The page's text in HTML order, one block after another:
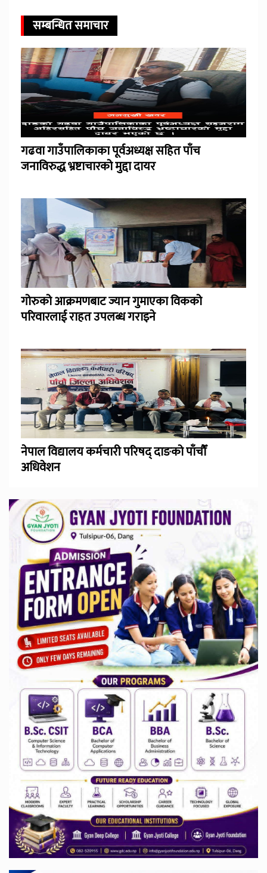
सम्बन्धित समाचार
गढवा गाउँपालिकाका पूर्वअध्यक्ष सहित पाँच
जनाविरुद्ध भ्रष्टाचारको मुद्दा दायर
गोरुको आक्रमणबाट ज्यान गुमाएका विकको
परिवारलाई राहत उपलब्ध गराइने
नेपाल विद्यालय कर्मचारी परिषद् दाङको पाँचौँ
अधिवेशन